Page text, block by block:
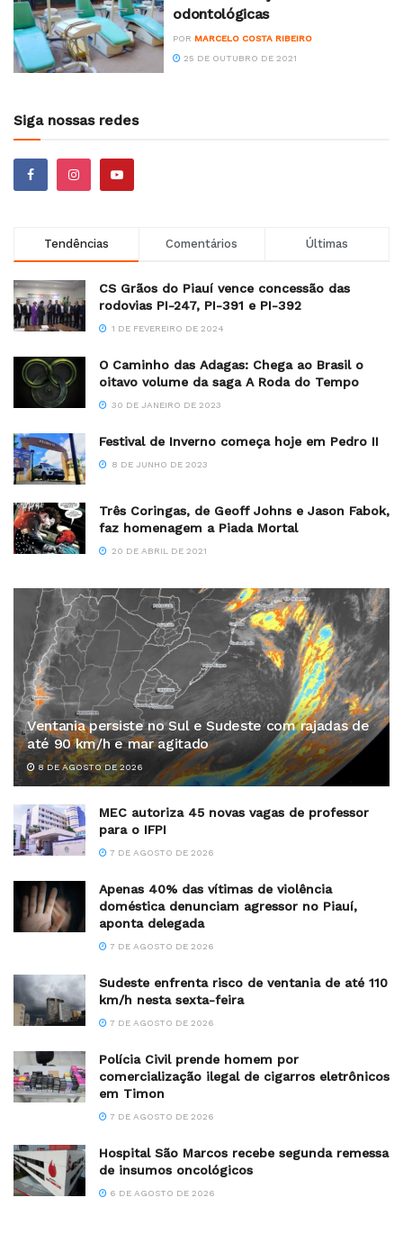
odontológicas
POR MARCELO COSTA RIBEIRO
25 DE OUTUBRO DE 2021
Siga nossas redes
Tendências Comentários Últimas
CS Grãos do Piauí vence concessão das
rodovias PI-247, PI-391 e PI-392
1 DE FEVEREIRO DE 2024
O Caminho das Adagas: Chega ao Brasil o
oitavo volume da saga A Roda do Tempo
30 DE JANEIRO DE 2023
Festival de Inverno começa hoje em Pedro II
8 DE JUNHO DE 2023
Três Coringas, de Geoff Johns e Jason Fabok,
faz homenagem a Piada Mortal
20 DE ABRIL DE 2021
Ventania persiste no Sul e Sudeste com rajadas de
até 90 km/h e mar agitado
8 DE AGOSTO DE 2026
MEC autoriza 45 novas vagas de professor
para o IFPI
7 DE AGOSTO DE 2026
Apenas 40% das vítimas de violência
doméstica denunciam agressor no Piauí,
aponta delegada
7 DE AGOSTO DE 2026
Sudeste enfrenta risco de ventania de até 110
km/h nesta sexta-feira
7 DE AGOSTO DE 2026
Polícia Civil prende homem por
comercialização ilegal de cigarros eletrônicos
em Timon
7 DE AGOSTO DE 2026
Hospital São Marcos recebe segunda remessa
de insumos oncológicos
6 DE AGOSTO DE 2026